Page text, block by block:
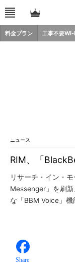
料金プラン 工事不要Wi-
ニュース
RIM、「
リサーチ・イン・
Messenger」を刷
な「BBM Voice」機
Share